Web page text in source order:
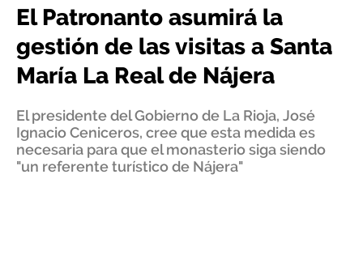
El Patronanto asumirá la
gestión de las visitas a Santa
María La Real de Nájera
El presidente del Gobierno de La Rioja, José
Ignacio Ceniceros, cree que esta medida es
necesaria para que el monasterio siga siendo
"un referente turístico de Nájera"